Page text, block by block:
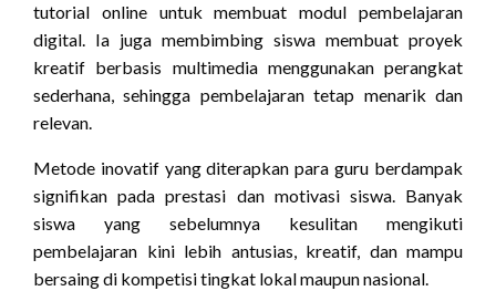
tutorial online untuk membuat modul pembelajaran
digital. Ia juga membimbing siswa membuat proyek
kreatif berbasis multimedia menggunakan perangkat
sederhana, sehingga pembelajaran tetap menarik dan
relevan.
Metode inovatif yang diterapkan para guru berdampak
signifikan pada prestasi dan motivasi siswa. Banyak
siswa yang sebelumnya kesulitan mengikuti
pembelajaran kini lebih antusias, kreatif, dan mampu
bersaing di kompetisi tingkat lokal maupun nasional.